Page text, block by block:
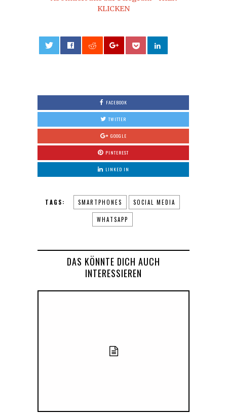
KLICKEN
FACEBOOK
TWITTER
GOOGLE
PINTEREST
LINKED IN
TAGS: SMARTPHONES SOCIAL MEDIA
WHATSAPP
DAS KÖNNTE DICH AUCH
INTERESSIEREN